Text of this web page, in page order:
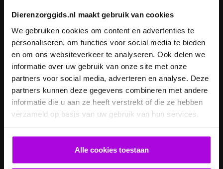
Dierenzorggids.nl maakt gebruik van cookies
We gebruiken cookies om content en advertenties te
personaliseren, om functies voor social media te bieden
en om ons websiteverkeer te analyseren. Ook delen we
informatie over uw gebruik van onze site met onze
partners voor social media, adverteren en analyse. Deze
partners kunnen deze gegevens combineren met andere
informatie die u aan ze heeft verstrekt of die ze hebben
verzameld op basis van uw gebruik van hun services.
Alle cookies toestaan
schildklier
schildklier
Inentingen hond
Is een kerstboom
giftig voor
honden?
Je cavia verzorgen
Je hond heeft
diarree
Je hond wordt
geopereerd – wat
verwachten?
pension brengen
Je kat wordt
geopereerd – wat